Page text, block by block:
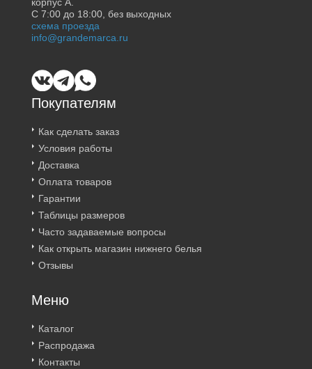
Покупателям
Как сделать заказ
Условия работы
Доставка
Оплата товаров
Гарантии
Таблицы размеров
Часто задаваемые вопросы
Как открыть магазин нижнего белья
Отзывы
Меню
Каталог
Распродажа
Контакты
корпус А.
С 7:00 до 18:00, без выходных
схема проезда
info@grandemarca.ru